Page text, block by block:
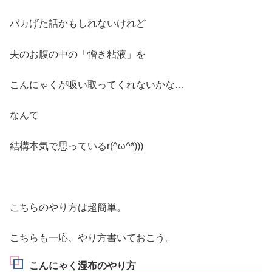
バカげた話かもしれないけれど
夫のお腹の中の「憎き粘液」を
こんにゃくが吸い取ってくれないかな…
なんて
結構本気で思っているr(^ω^*)))
こちらのやり方は超簡単。
こちらも一応、やり方書いておこう。
こんにゃく湿布のやり方